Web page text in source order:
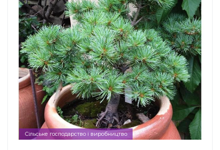
Сільське господарство і виробництво